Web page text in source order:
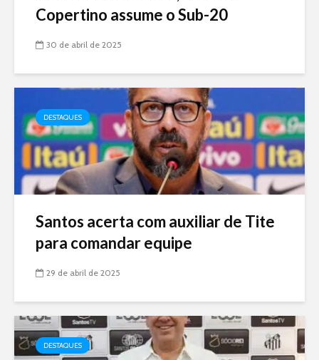
Copertino assume o Sub-20
30 de abril de 2025
DESTAQUES
Santos acerta com auxiliar de Tite
para comandar equipe
29 de abril de 2025
DESTAQUES